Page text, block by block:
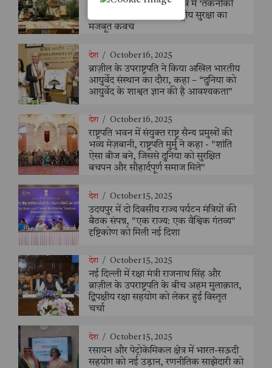
एआरडीई, पुणे दौरा | रक्षा क्षेत्र में ‘तकनीकी
आत्मनिर्भरता’ को बताया राष्ट्रीय सुरक्षा का
मजबूत कवच
देश / October 16, 2025
ब्राज़ील के उपराष्ट्रपति ने किया अखिल भारतीय
आयुर्वेद संस्थान का दौरा, कहा – “दुनिया को
आयुर्वेद के शाश्वत ज्ञान की है आवश्यकता”
देश / October 16, 2025
राष्ट्रपति भवन में संयुक्त राष्ट्र सैन्य प्रमुखों की
भव्य मेज़बानी, राष्ट्रपति मुर्मु ने कहा - "शांति
ऐसा बीज बने, जिससे दुनिया को सुरक्षित
बचपन और सौहार्दपूर्ण समाज मिले"
देश / October 15, 2025
उदयपुर में दो दिवसीय राज्य पर्यटन मंत्रियों की
बैठक संपन्न, "एक राज्य: एक वैश्विक गंतव्य"
दृष्टिकोण को मिली नई दिशा
देश / October 15, 2025
नई दिल्ली में रक्षा मंत्री राजनाथ सिंह और
ब्राज़ील के उपराष्ट्रपति के बीच अहम मुलाक़ात,
द्विपक्षीय रक्षा सहयोग को लेकर हुई विस्तृत
चर्चा
देश / October 15, 2025
रसायन और पेट्रोकेमिकल क्षेत्र में भारत-सऊदी
सहयोग को नई उड़ान, रणनीतिक साझेदारी को